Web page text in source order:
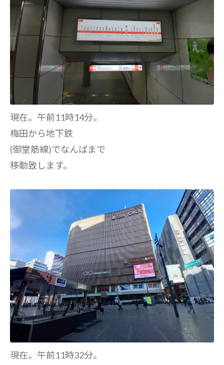
現在。午前11時14分。
梅田から地下鉄
(御堂筋線)でなんばまで
移動致します。
現在。午前11時32分。